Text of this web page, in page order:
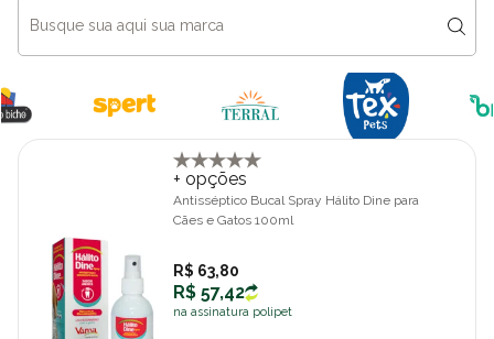
+ opções
Antisséptico Bucal Spray Hálito Dine para
Cães e Gatos 100ml
R$ 63,80
R$ 57,42
na assinatura polipet